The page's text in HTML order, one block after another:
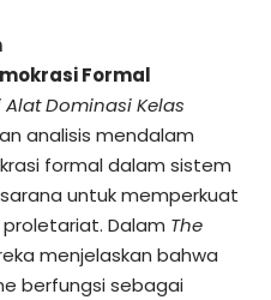
Formal
Dominasi Kelas
analisis mendalam
formal dalam sistem
untuk memperkuat
Dalam The
menjelaskan bahwa
berfungsi sebagai